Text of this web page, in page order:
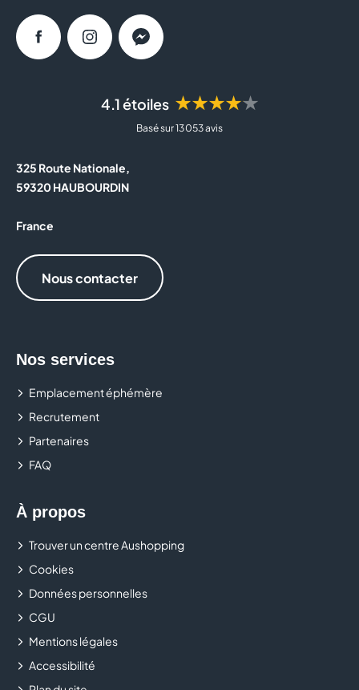
végétariens
Des accompagnements gourmands :
onion rings, nuggets
pause sucrée
Des menus complets pour tous les appétits :
Et profitez de services pour tous vos besoins :
King Drive, King Table, King Delivery,
meilleur burger de Burger King ? Peut-on
personnaliser son menu selon ses goûts ? En
restaurant, les équipes Burger King sont disponibles
Venez retrouver les incontournables Burger King dans
votre centre Aushopping Englos Les Géants et
profitez d’un moment de plaisir gourmand à partager.
4.1 étoiles ★★★★★
Basé sur 13 053 avis
325 Route Nationale,
59320 HAUBOURDIN
France
Nous contacter
Nos services
Emplacement éphémère
Recrutement
Partenaires
FAQ
À propos
Trouver un centre Aushopping
Cookies
Données personnelles
CGU
Mentions légales
Accessibilité
FacebookInstagramMessenger